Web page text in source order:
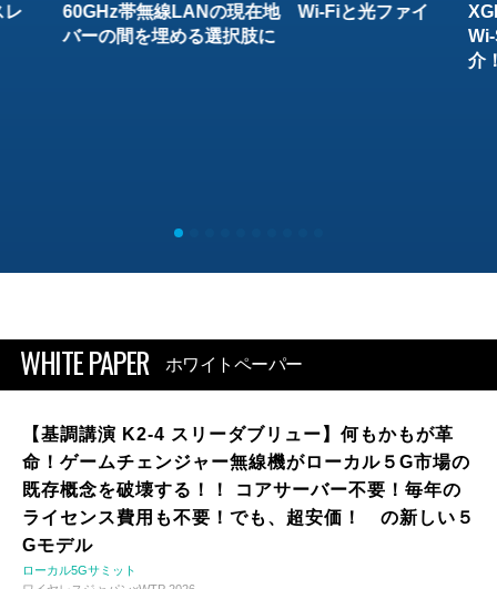
レ
60GHz帯無線LANの現在地 Wi-Fiと光ファイ
バーの間を埋める選択肢に
介
WHITE PAPER ホワイトペーパー
【基調講演 K2-4 スリーダブリュー】何もかもが革
命！ゲームチェンジャー無線機がローカル５G市場の
既存概念を破壊する！！ コアサーバー不要！毎年の
ライセンス費用も不要！でも、超安価！ の新しい５
Gモデル
ローカル5Gサミット